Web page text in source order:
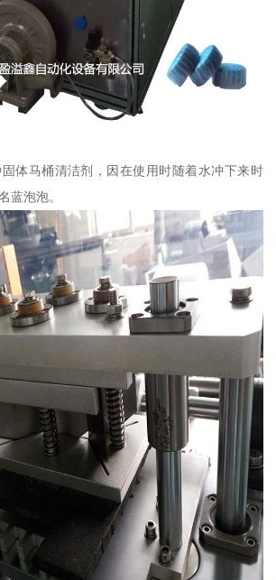
体马桶清洁剂，因在使用时随着水冲下来时
蓝泡泡。